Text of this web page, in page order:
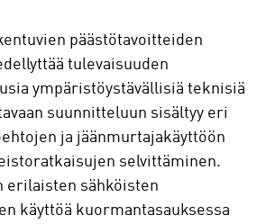
päästötavoitteiden
tulevaisuuden
ympäristöystävällisiä teknisiä
suunnitteluun sisältyy eri
ja jäänmurtajakäyttöön
selvittäminen.
erilaisten sähköisten
käyttöä kuormantasauksessa